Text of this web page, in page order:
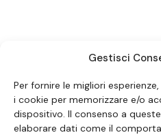
Gestisci
Per fornire le migliori
i cookie per memorizzare e/o
dispositivo. Il consenso a
elaborare dati come il
SEGUICI